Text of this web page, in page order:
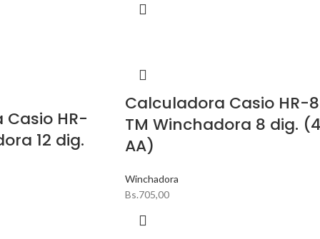
HR-
12 dig.
Calculadora Casio HR-8
TM Winchadora 8 dig.
AA)
Winchadora
Bs.705,00